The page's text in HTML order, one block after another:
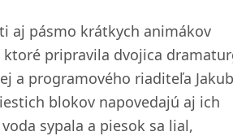
aj pásmo krátkych animákov
ktoré pripravila dvojica
a programového riaditeľa
blokov napovedajú aj ich
sypala a piesok sa lial,